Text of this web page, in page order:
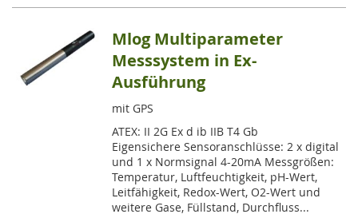
Mlog Multiparameter
Messsystem in Ex-
Ausführung
mit GPS
ATEX: II 2G Ex d ib IIB T4 Gb
Eigensichere Sensoranschlüsse: 2 x digital
und 1 x Normsignal 4-20mA Messgrößen:
Temperatur, Luftfeuchtigkeit, pH-Wert,
Leitfähigkeit, Redox-Wert, O2-Wert und
weitere Gase, Füllstand, Durchfluss...